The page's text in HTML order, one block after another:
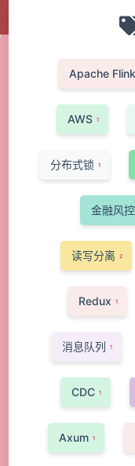
Apache Flink
AWS 1
分布式锁 1
金融风控
读写分离 2
Redux 1
消息队列 1
CDC 1
Axum 1